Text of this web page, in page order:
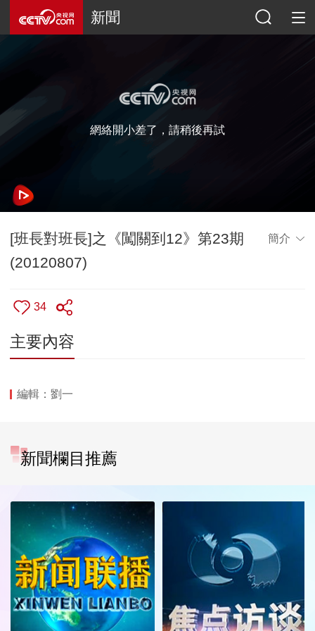
新聞
網絡開小差了，請稍後再試
[班長對班長]之《闖關到12》第23期
(20120807)
簡介
34
主要內容
編輯：劉一
新聞欄目推薦